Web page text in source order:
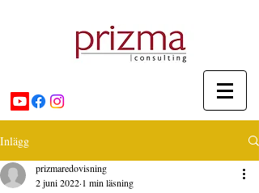
Inlägg
prizmaredovisning
2 juni 2022 1 min läsning